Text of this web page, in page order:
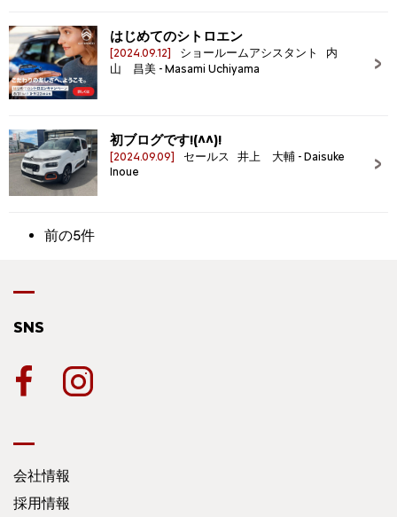
はじめてのシトロエン
[2024.09.12]
ショールームアシスタント 内
山 昌美 - Masami Uchiyama
初ブログです!(^^)!
[2024.09.09]
セールス 井上 大輔 - Daisuke
Inoue
前の5件
SNS
会社情報
採用情報